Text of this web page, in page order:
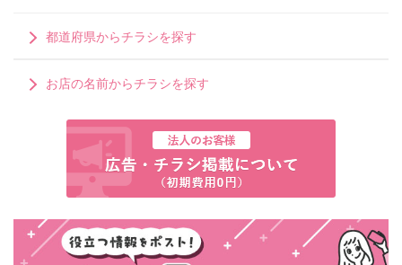
都道府県からチラシを探す
お店の名前からチラシを探す